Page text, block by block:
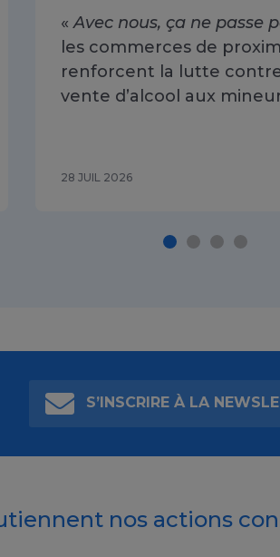
«Avec nous, ça ne passe
les commerces de
renforcent la lutte
vente d’alcool aux
28 JUIL 2026
S’INSCRIRE À LA
nos actions